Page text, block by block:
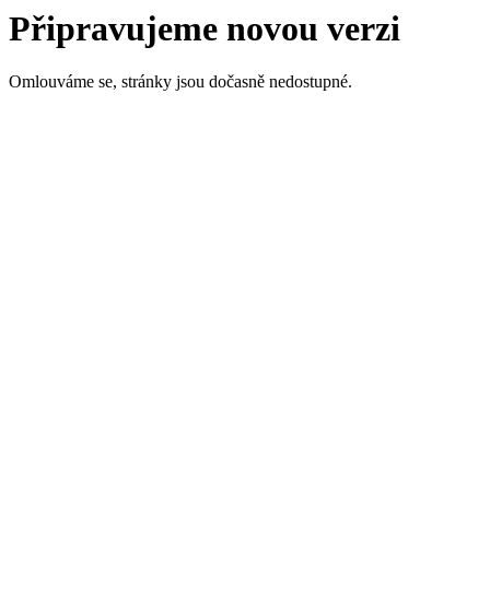
Připravujeme novou verzi
Omlouváme se, stránky jsou dočasně nedostupné.